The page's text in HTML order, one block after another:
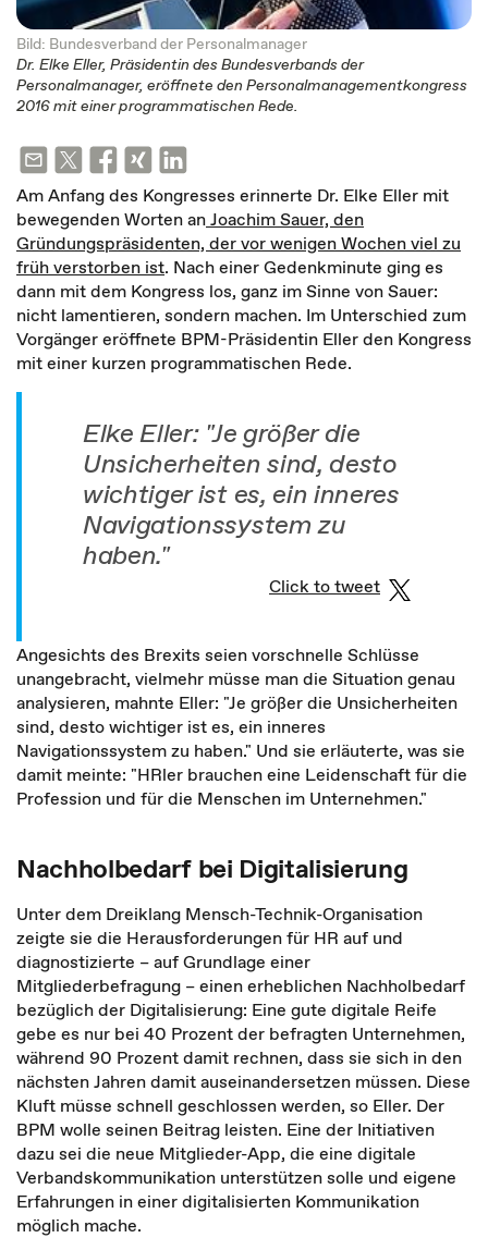
Bild: Bundesverband der Personalmanager
Dr. Elke Eller, Präsidentin des Bundesverbands der
Personalmanager, eröffnete den Personalmanagementkongress
2016 mit einer programmatischen Rede.
Am Anfang des Kongresses erinnerte Dr. Elke Eller mit
bewegenden Worten anJoachim Sauer, den
Gründungspräsidenten, der vor wenigen Wochen viel zu
früh verstorben ist. Nach einer Gedenkminute ging es
dann mit dem Kongress los, ganz im Sinne von Sauer:
nicht lamentieren, sondern machen. Im Unterschied zum
Vorgänger eröffnete BPM-Präsidentin Eller den Kongress
mit einer kurzen programmatischen Rede.
Elke Eller: "Je größer die
Unsicherheiten sind, desto
wichtiger ist es, ein inneres
Navigationssystem zu
haben."
Click to tweet
Angesichts des Brexits seien vorschnelle Schlüsse
unangebracht, vielmehr müsse man die Situation genau
analysieren, mahnte Eller: "Je größer die Unsicherheiten
sind, desto wichtiger ist es, ein inneres
Navigationssystem zu haben." Und sie erläuterte, was sie
damit meinte: "HRler brauchen eine Leidenschaft für die
Profession und für die Menschen im Unternehmen."
Nachholbedarf bei Digitalisierung
Unter dem Dreiklang Mensch-Technik-Organisation
zeigte sie die Herausforderungen für HR auf und
diagnostizierte – auf Grundlage einer
Mitgliederbefragung – einen erheblichen Nachholbedarf
bezüglich der Digitalisierung: Eine gute digitale Reife
gebe es nur bei 40 Prozent der befragten Unternehmen,
während 90 Prozent damit rechnen, dass sie sich in den
nächsten Jahren damit auseinandersetzen müssen. Diese
Kluft müsse schnell geschlossen werden, so Eller. Der
BPM wolle seinen Beitrag leisten. Eine der Initiativen
dazu sei die neue Mitglieder-App, die eine digitale
Verbandskommunikation unterstützen solle und eigene
Erfahrungen in einer digitalisierten Kommunikation
möglich mache.